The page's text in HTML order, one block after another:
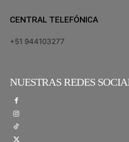
CENTRAL TELEFÓNICA
+51 944103277
NUESTRAS REDES